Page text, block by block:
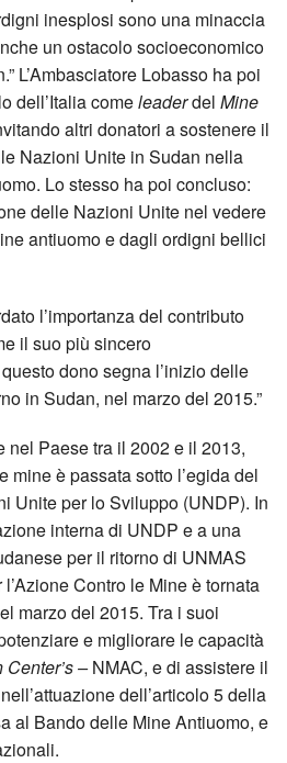
inesplosi sono una minaccia
un ostacolo socioeconomico
L’Ambasciatore Lobasso ha poi
dell’Italia comeleaderdel Mine
altri donatori a sostenere il
Nazioni Unite in Sudan nella
Lo stesso ha poi concluso:
delle Nazioni Unite nel vedere
antiuomo e dagli ordigni bellici
l’importanza del contributo
il suo più sincero
dono segna l’inizio delle
in Sudan, nel marzo del 2015.”
nel Paese tra il 2002 e il 2013,
mine è passata sotto l’egida del
Unite per lo Sviluppo (UNDP). In
interna di UNDP e a una
per il ritorno di UNMAS
Contro le Mine è tornata
marzo del 2015. Tra i suoi
e migliorare le capacità
–NMAC, e di assistere il
dell’articolo 5 della
al Bando delle Mine Antiuomo, e